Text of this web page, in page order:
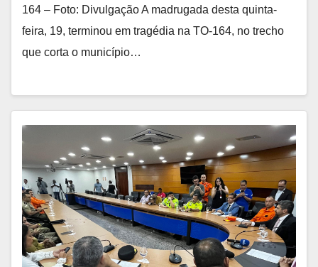
164 – Foto: Divulgação A madrugada desta quinta-
feira, 19, terminou em tragédia na TO-164, no trecho
que corta o município…